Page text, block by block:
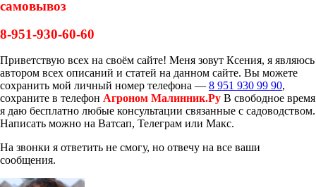
самовывоз
8-951-930-60-60
Приветствую всех на своём сайте! Меня зовут Ксения, я являюсь
автором всех описаний и статей на данном сайте. Вы можете
сохранить мой личный номер телефона — 8 951 930 99 90,
сохраните в телефон Агроном Малинник.Ру В свободное время
я даю бесплатно любые консультации связанные с садоводством.
Написать можно на Ватсап, Телеграм или Макс.
На звонки я ответить не смогу, но отвечу на все ваши
сообщения.